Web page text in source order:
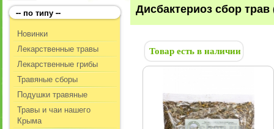
-- по типу --
Новинки
Лекарственные травы
Лекарственные грибы
Травяные сборы
Подушки травяные
Травы и чаи нашего
Крыма
Дисбактериоз сбор трав
Товар есть в наличии